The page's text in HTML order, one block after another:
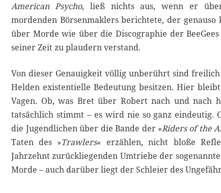
American Psycho, ließ nichts aus, wenn er
mordenden Börsenmaklers berichtete, der
über Morde wie über die Discographie der
seiner Zeit zu plaudern verstand.
Von dieser Genauigkeit völlig unberührt sind
Helden existentielle Bedeutung besitzen. Hier
Vagen. Ob, was Bret über Robert nach und nach
tatsächlich stimmt – es wird nie so ganz eindeutig.
die Jugendlichen über die Bande der »Riders of the
Taten des »Trawlers« erzählen, nicht bloße
Jahrzehnt zurückliegenden Umtriebe der
Morde – auch darüber liegt der Schleier des